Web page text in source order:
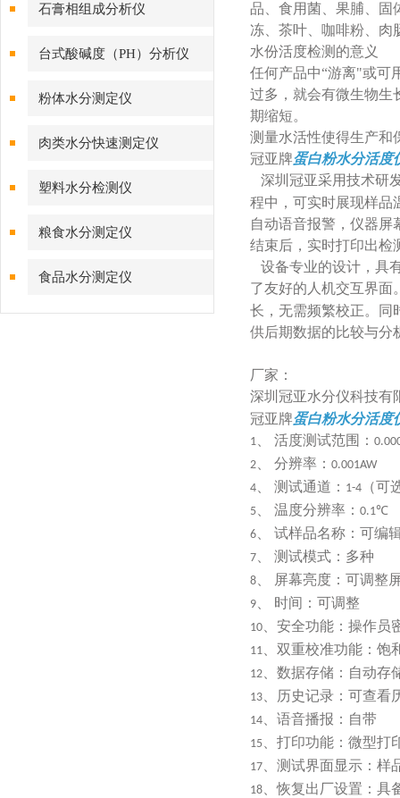
石膏相组成分析仪
台式酸碱度（PH）分析仪
粉体水分测定仪
肉类水分快速测定仪
塑料水分检测仪
粮食水分测定仪
食品水分测定仪
品、食用菌、果脯、固
冻、茶叶、咖啡粉、肉
水份活度检测的意义
任何产品中“游离"或可
过多，就会有微生物生
期缩短。
测量水活性使得生产和
冠亚牌蛋白粉水分活度
深圳冠亚采用技术研
程中，可实时展现样品
自动语音报警，仪器
结束后，实时打印出检
设备专业的设计，具
了友好的人机交互界面
长，无需频繁校正。同
供后期数据的比较与分
厂家：
深圳冠亚水分仪科技有
冠亚牌蛋白粉水分活度
1 活度测试范围：
2
分辨率： 0.001AW
4
测试通道： 1-4 （可
5 温度分辨率： 0.1℃
6
试样品名称：可编
7 测试模式：多种
8 屏幕亮度：可调整
9 时间：可调整
10 、安全功能 ： 操作员
11 、双重校准功能 ：饱
12 、数据存储 ：自动存
13 、历史记录 ：可查看
14 、语音播报 ：自带
15 、打印功能 ：微型打
17 、测试界面显示 ：样
18 、恢复出厂设置 ：具